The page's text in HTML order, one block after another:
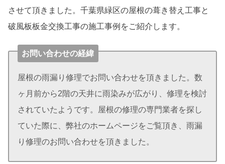
させて頂きました。千葉県緑区の屋根の葺き替え工事と
破風板板金交換工事の施工事例をご紹介します。
お問い合わせの経緯
屋根の雨漏り修理でお問い合わせを頂きました。数
ヶ月前から2階の天井に雨染みが広がり、修理を検討
されていたようです。屋根の修理の専門業者を探し
ていた際に、弊社のホームページをご覧頂き、雨漏
り修理のお問い合わせを頂きました。